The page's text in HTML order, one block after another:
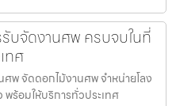
บจัดงานศพ ครบจบในที่
ทศ
พ จัดดอกไม้งานศพ จำหน่ายโลง
ร้อมให้บริการทั่วประเทศ